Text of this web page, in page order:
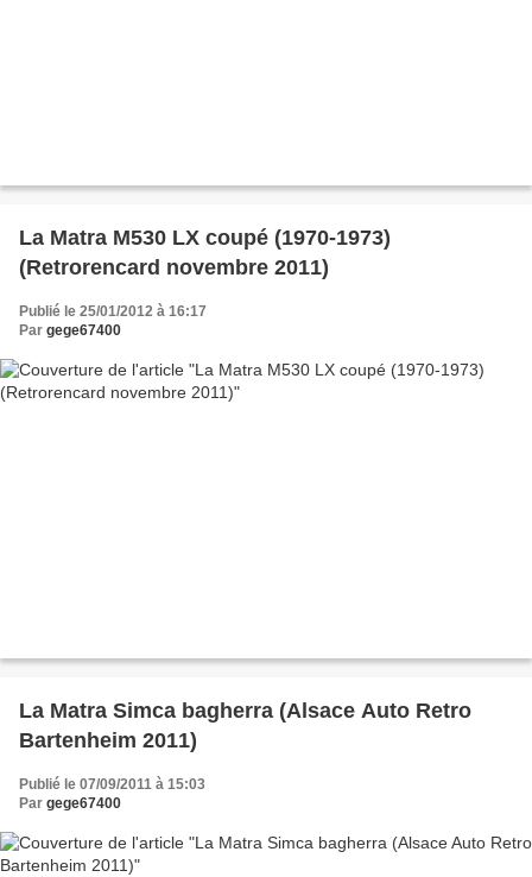
La Matra M530 LX coupé (1970-1973)
(Retrorencard novembre 2011)
Publié le 25/01/2012 à 16:17
Par gege67400
La Matra Simca bagherra (Alsace Auto Retro
Bartenheim 2011)
Publié le 07/09/2011 à 15:03
Par gege67400